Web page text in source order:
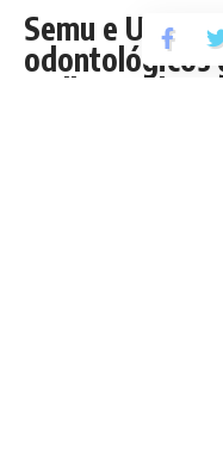
Semu e UNDB
odontológicos
mulheres do